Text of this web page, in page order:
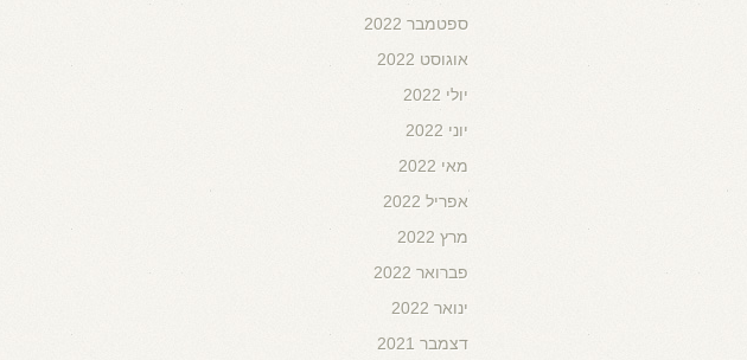
ספטמבר 2022
אוגוסט 2022
יולי 2022
יוני 2022
מאי 2022
אפריל 2022
מרץ 2022
פברואר 2022
ינואר 2022
דצמבר 2021